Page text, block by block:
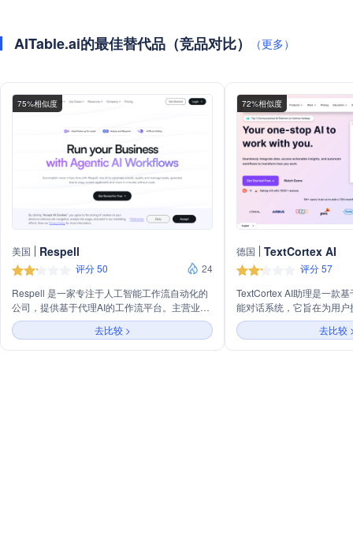
AITable.ai的最佳替代品（竞品对比） （更多）
75%相似度
美国 Respell
评分 50
24
Respell 是一家专注于人工智能工作流自动化的
公司，提供基于代理AI的工作流平台。主营业务
包括利用先进的AI模型，如OpenAI、
Anthropic、Cohere等，帮助企业构建和运行自
动化工作流，从而提高效率和准确性。公司提供
去比较 >
72%相似度
德国 TextCortex AI
评分 57
TextCortex AI助理是一款
能对话系统，它旨在为用
互体验。TextCortex AI助
面的功能，旨在成为用户
户提供更加便捷、智能的服
去比较